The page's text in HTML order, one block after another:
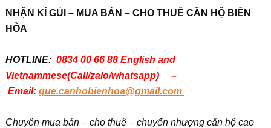
NHẬ N KÍ GỦ I – MUA BÁN – CHO THUÊ CĂ N HỘBIÊN
HÒA
HOTLINE: 0834 00 66 88 English and
Vietnammese(Call/zalo/whatsapp) –
Email: que.canhobienhoa@gmail.com
Chuyên mua bán – cho thuê – chuyển nhượng căn hộ cao